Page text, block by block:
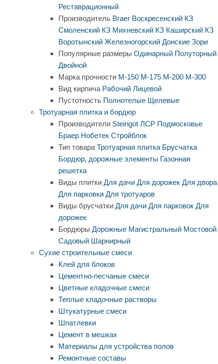
Реставрационный
Производитель Braer Воскресенский КЗ
Смоленский КЗ Михневский КЗ Каширский КЗ
Воротынский Железногорский Донские Зори
Популярные размеры Одинарный Полуторный
Двойной
Марка прочности М-150 М-175 М-200 М-300
Вид кирпича Рабочий Лицевой
Пустотность Полнотелые Щелевые
Тротуарная плитка и бордюр
Производители Steingot ЛСР Подмосковье
Браер Нобетек Стройблок
Тип товара Тротуарная плитка Брусчатка
Бордюр, дорожные элементы Газонная
решетка
Виды плитки Для дачи Для дорожек Для двора
Для парковки Для тротуаров
Виды брусчатки Для дачи Для парковок Для
дорожек
Бордюры Дорожные Магистральный Мостовой
Садовый Шарнирный
Сухие строительные смеси
Клей для блоков
Цементно-песчаные смеси
Цветные кладочные смеси
Теплые кладочные растворы
Штукатурные смеси
Шпатлевки
Цемент в мешках
Материалы для устройства полов
Ремонтные составы